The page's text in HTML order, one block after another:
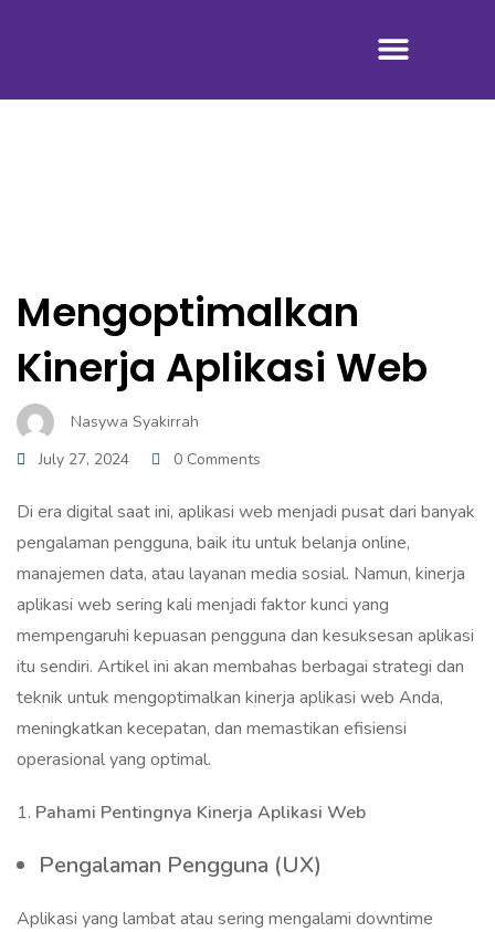
Mengoptimalkan
Kinerja Aplikasi Web
Nasywa Syakirrah
July 27, 2024
0 Comments
Di era digital saat ini, aplikasi web menjadi pusat dari banyak
pengalaman pengguna, baik itu untuk belanja online,
manajemen data, atau layanan media sosial. Namun, kinerja
aplikasi web sering kali menjadi faktor kunci yang
mempengaruhi kepuasan pengguna dan kesuksesan aplikasi
itu sendiri. Artikel ini akan membahas berbagai strategi dan
teknik untuk mengoptimalkan kinerja aplikasi web Anda,
meningkatkan kecepatan, dan memastikan efisiensi
operasional yang optimal.
1. Pahami Pentingnya Kinerja Aplikasi Web
Pengalaman Pengguna (UX)
Aplikasi yang lambat atau sering mengalami downtime